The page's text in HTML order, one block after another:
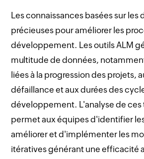
Les connaissances basées sur les
précieuses pour améliorer les
développement. Les outils ALM
multitude de données,
liées à la progression des projets,
défaillance et aux durées des
développement. L'analyse de ces
permet aux équipes d'identifier
améliorer et d'implémenter les
itératives générant une efficacité